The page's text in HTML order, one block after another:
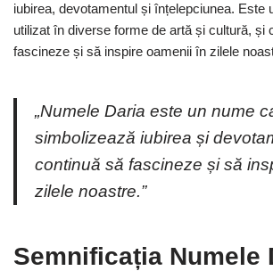
iubirea, devotamentul și înțelepciunea. Este
utilizat în diverse forme de artă și cultură, și
fascineze și să inspire oamenii în zilele
„Numele Daria este un nume
simbolizează iubirea și
continuă să fascineze și să
zilele noastre.”
Semnificația Numele